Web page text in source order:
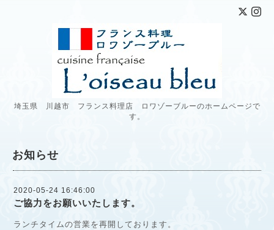
埼玉県 川越市 フランス料理店 ロワゾーブルーのホームページで
す。
お知らせ
2020-05-24 16:46:00
ご協力をお願いいたします。
ランチタイムの営業を再開しております。